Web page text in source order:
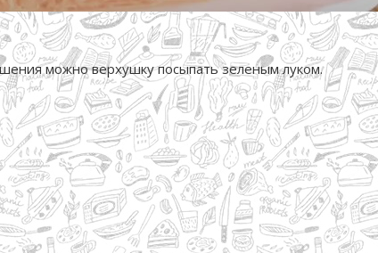
можно верхушку посыпать зеленым луком.